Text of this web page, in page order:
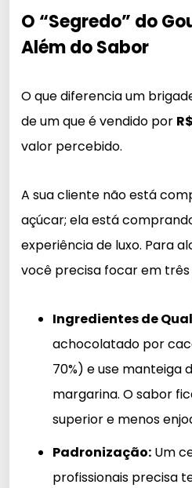
O “Segredo” do
Além do Sabor
O que diferencia um
de um que é vendido por
valor percebido.
A sua cliente não está
açúcar; ela está
experiência de luxo. Para
você precisa focar em três
Ingredientes de
achocolatado por
70%) e use manteiga
margarina. O sabor
superior e menos
Padronização: Um
profissionais precisa